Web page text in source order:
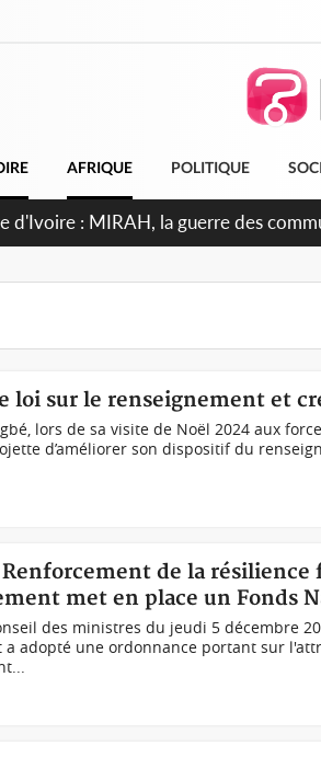
AFRIQUE POLITIQUE
d'Ivoire : Indépendance 2026,
loi sur le renseignement et
lors de sa visite de Noël 2024 aux
d’améliorer son dispositif du
de la
met en place un Fonds
des ministres du jeudi 5 décembre
a adopté une ordonnance portant sur